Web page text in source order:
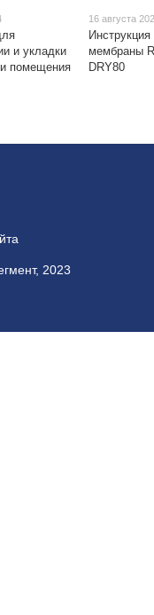
и укладки
помещения
16 августа
мембраны
DRY80
2023